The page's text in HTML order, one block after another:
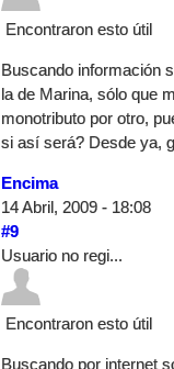
Encontraron esto útil
Buscando información
la de Marina, sólo que
monotributo por otro,
si así será? Desde ya,
Encima
14 Abril, 2009 - 18:08
#9
Usuario no regi...
Encontraron esto útil
Buscando por internet